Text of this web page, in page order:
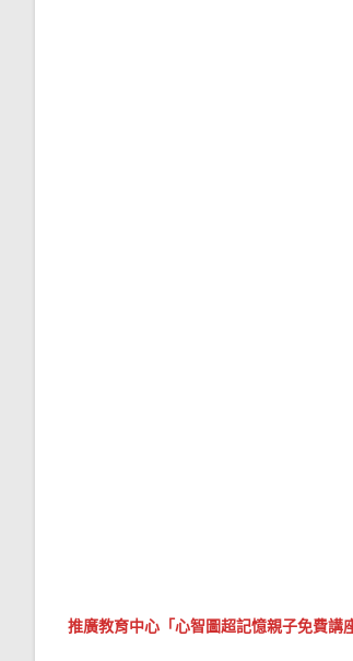
推廣教育中心「心智圖超記憶親子免費講